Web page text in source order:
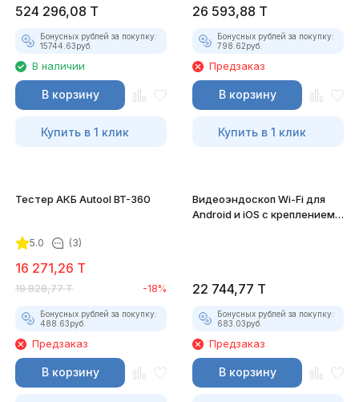
524 296,08 T
Бонусных рублей за покупку:
15744.63руб.
В наличии
В корзину
Купить в 1 клик
26 593,88 T
Бонусных рублей за покупку:
798.62руб.
Предзаказ
В корзину
Купить в 1 клик
Тестер АКБ Autool BT-360
5.0 (3)
16 271,26 T
19 828,77 T -18%
Бонусных рублей за покупку:
488.63руб.
Предзаказ
В корзину
Видеоэндоскоп Wi-Fi для
Android и iOS с креплением
22 744,77 T
Бонусных рублей за покупку:
683.03руб.
Предзаказ
В корзину